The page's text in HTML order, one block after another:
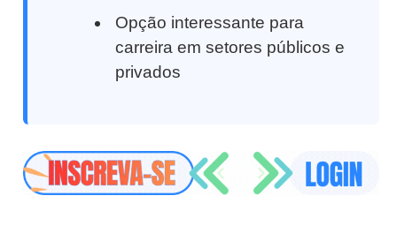
Opção interessante para
carreira em setores públicos e
privados